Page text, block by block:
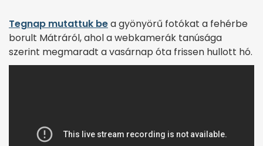
Tegnap mutattuk bea gyönyörű fotókat a fehérbe
borult Mátráról, ahol a webkamerák tanúsága
szerint megmaradt a vasárnap óta frissen hullott hó.